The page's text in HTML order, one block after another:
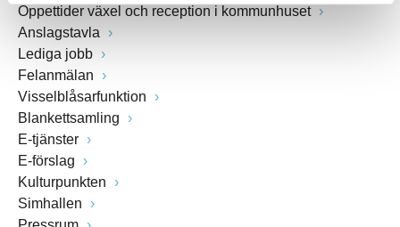
Öppettider växel och reception i kommunhuset
Anslagstavla
Lediga jobb
Felanmälan
Visselblåsarfunktion
Blankettsamling
E-tjänster
E-förslag
Kulturpunkten
Simhallen